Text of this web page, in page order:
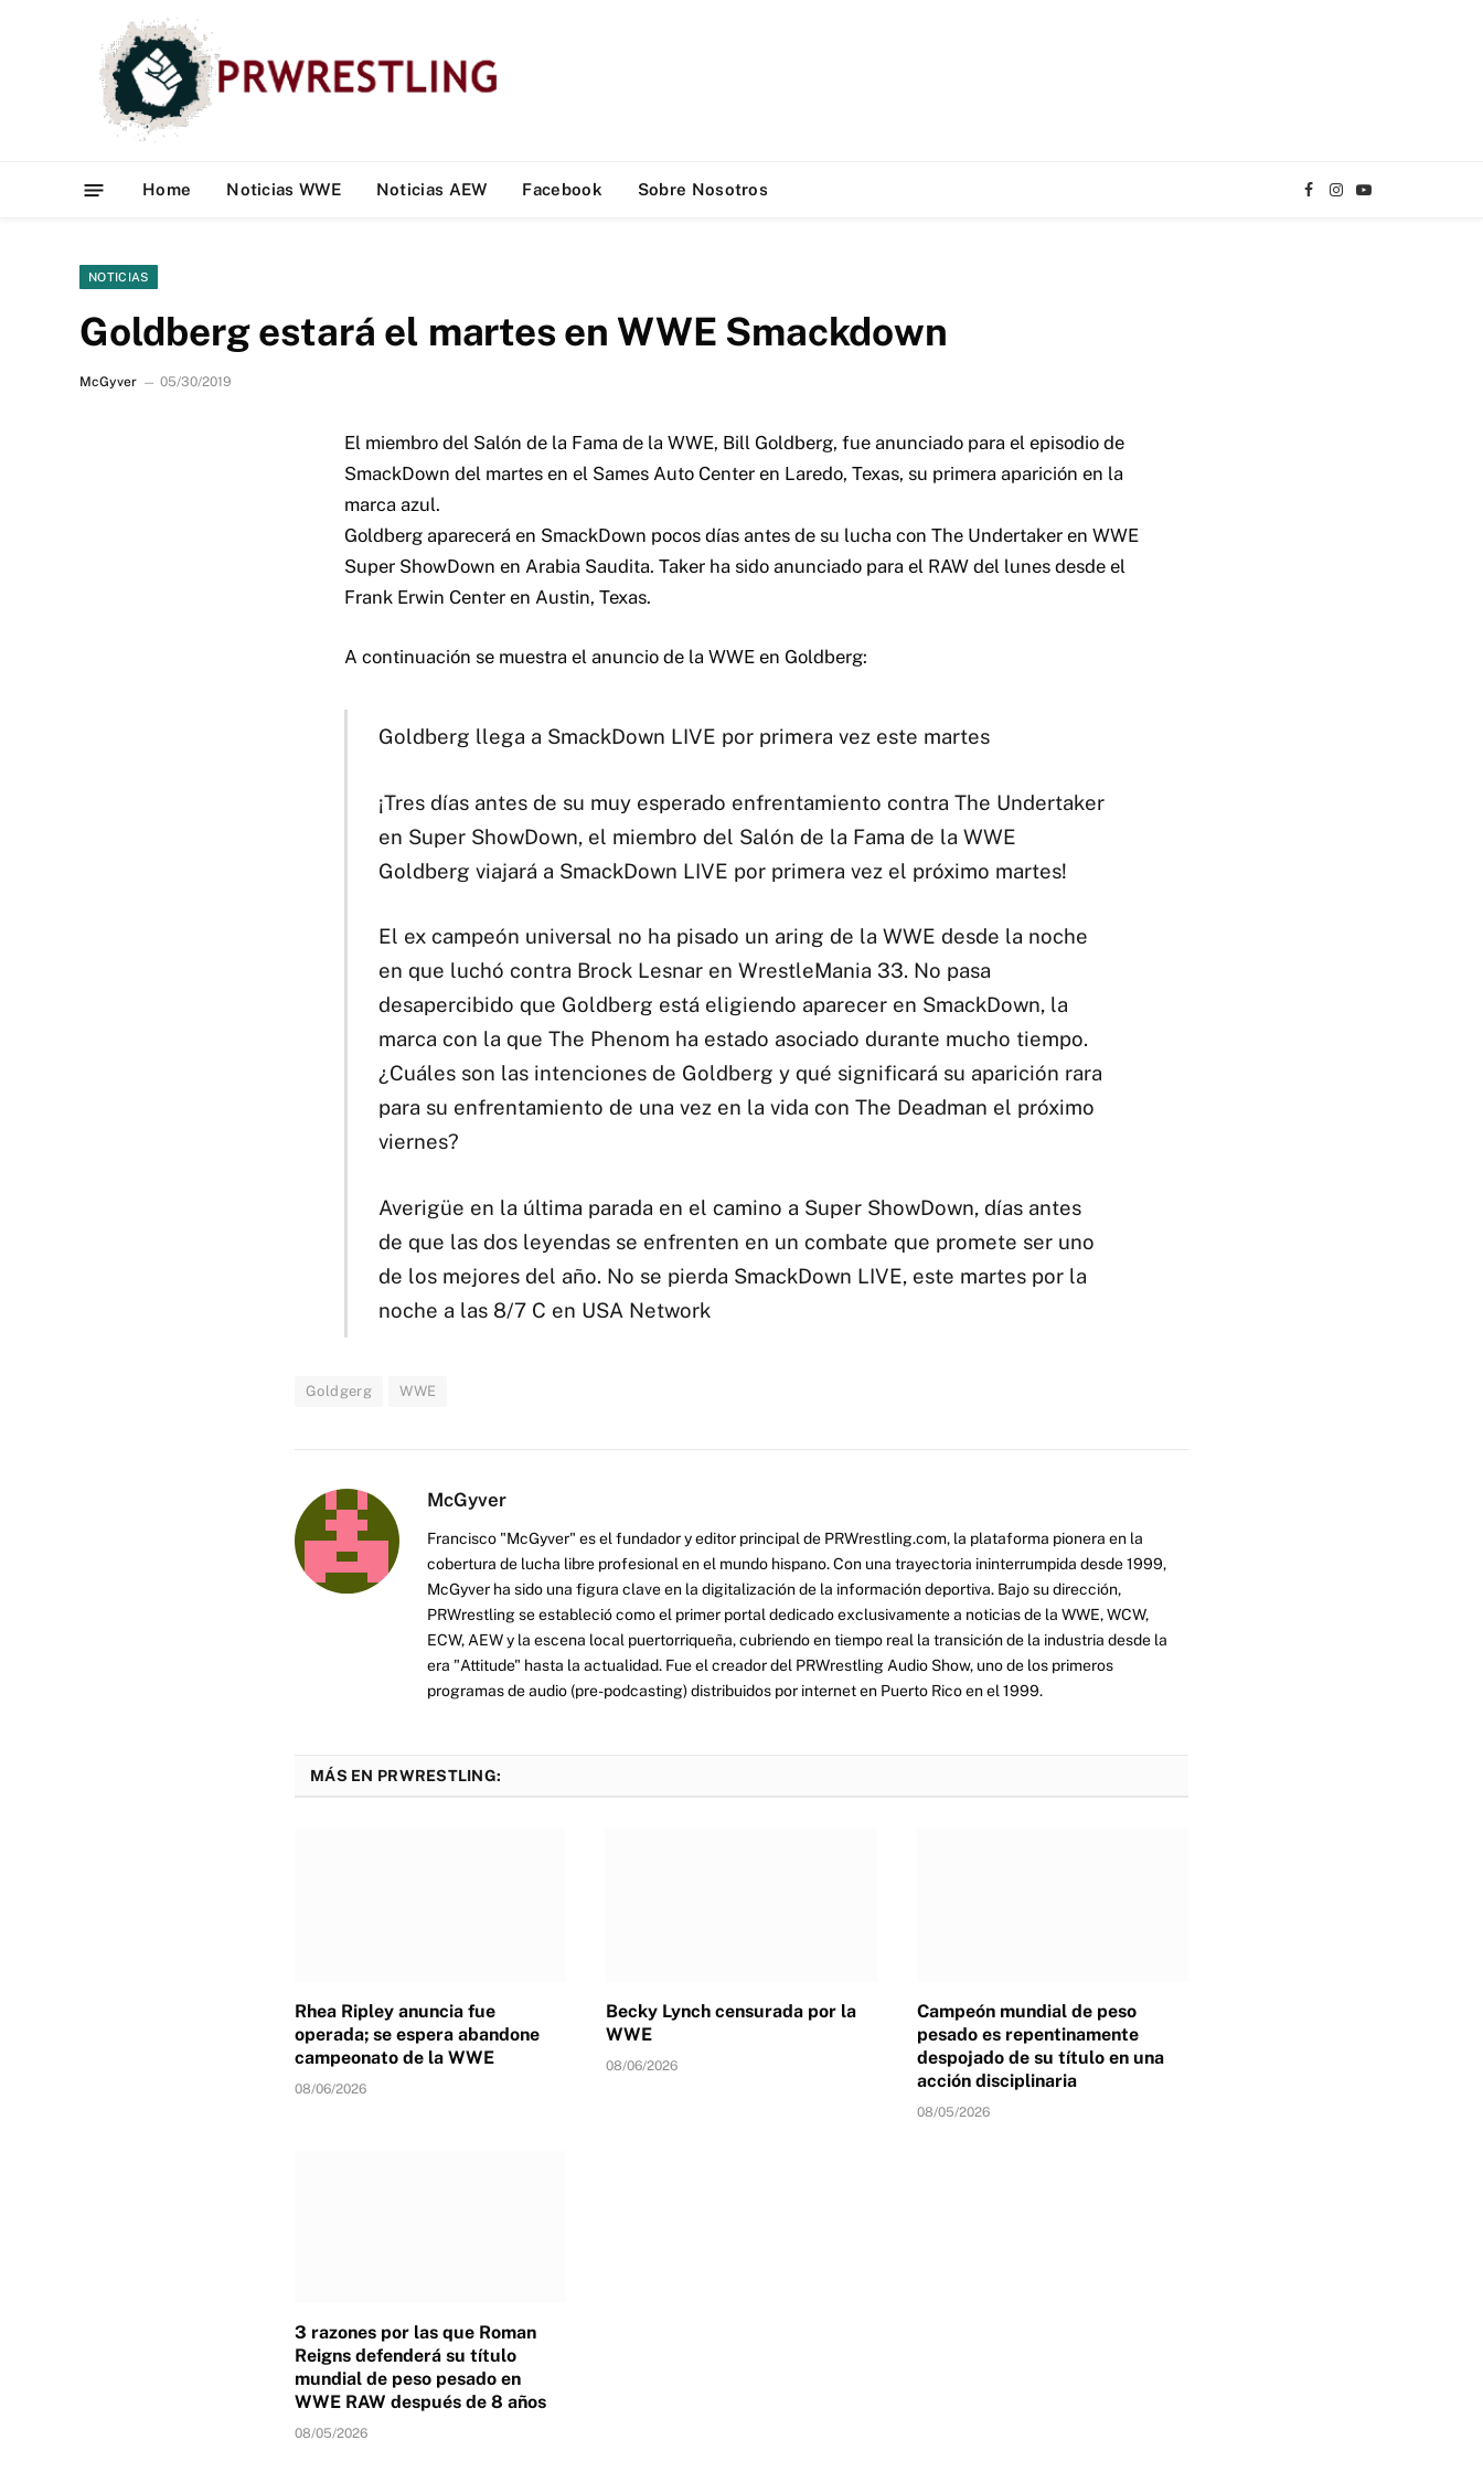
Home Noticias WWE Noticias AEW Facebook Sobre Nosotros
Facebook
Instagram
YouTube
NOTICIAS
Goldberg estará el martes en WWE Smackdown
McGyver 05/30/2019
El miembro del Salón de la Fama de la WWE, Bill Goldberg, fue anunciado para el episodio de
SmackDown del martes en el Sames Auto Center en Laredo, Texas, su primera aparición en la
marca azul.
Goldberg aparecerá en SmackDown pocos días antes de su lucha con The Undertaker en WWE
Super ShowDown en Arabia Saudita. Taker ha sido anunciado para el RAW del lunes desde el
Frank Erwin Center en Austin, Texas.
A continuación se muestra el anuncio de la WWE en Goldberg:
Goldberg llega a SmackDown LIVE por primera vez este martes
¡Tres días antes de su muy esperado enfrentamiento contra The Undertaker
en Super ShowDown, el miembro del Salón de la Fama de la WWE
Goldberg viajará a SmackDown LIVE por primera vez el próximo martes!
El ex campeón universal no ha pisado un aring de la WWE desde la noche
en que luchó contra Brock Lesnar en WrestleMania 33. No pasa
desapercibido que Goldberg está eligiendo aparecer en SmackDown, la
marca con la que The Phenom ha estado asociado durante mucho tiempo.
¿Cuáles son las intenciones de Goldberg y qué significará su aparición rara
para su enfrentamiento de una vez en la vida con The Deadman el próximo
viernes?
Averigüe en la última parada en el camino a Super ShowDown, días antes
de que las dos leyendas se enfrenten en un combate que promete ser uno
de los mejores del año. No se pierda SmackDown LIVE, este martes por la
noche a las 8/7 C en USA Network
Goldgerg WWE
McGyver
Francisco "McGyver" es el fundador y editor principal de PRWrestling.com, la plataforma pionera en la
cobertura de lucha libre profesional en el mundo hispano. Con una trayectoria ininterrumpida desde 1999,
McGyver ha sido una figura clave en la digitalización de la información deportiva. Bajo su dirección,
PRWrestling se estableció como el primer portal dedicado exclusivamente a noticias de la WWE, WCW,
ECW, AEW y la escena local puertorriqueña, cubriendo en tiempo real la transición de la industria desde la
era "Attitude" hasta la actualidad. Fue el creador del PRWrestling Audio Show, uno de los primeros
programas de audio (pre-podcasting) distribuidos por internet en Puerto Rico en el 1999.
MÁS EN PRWRESTLING:
Rhea Ripley anuncia fue
operada; se espera abandone
campeonato de la WWE
08/06/2026
Becky Lynch censurada por la
WWE
08/06/2026
Campeón mundial de peso
pesado es repentinamente
despojado de su título en una
acción disciplinaria
08/05/2026
3 razones por las que Roman
Reigns defenderá su título
mundial de peso pesado en
WWE RAW después de 8 años
08/05/2026